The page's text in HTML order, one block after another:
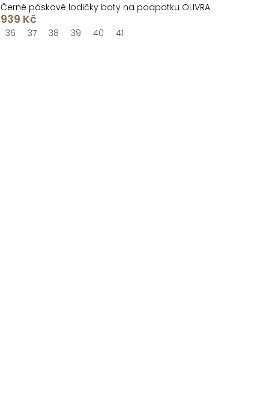
Černé páskové lodičky boty na podpatku OLIVRA
939 Kč
36 37 38 39 40 41